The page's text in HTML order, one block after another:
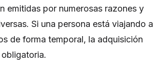
emitidas por numerosas razones y
Si una persona está viajando a
de forma temporal, la adquisición